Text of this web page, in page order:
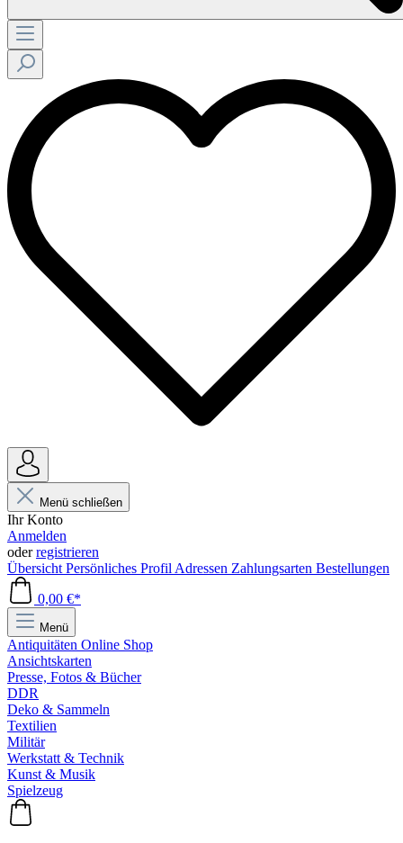
Menü schließen
Ihr Konto
Anmelden
oderregistrieren
Übersicht Persönliches Profil Adressen Zahlungsarten Bestellungen
0,00 €*
Menü
Antiquitäten Online Shop
Ansichtskarten
Presse, Fotos & Bücher
DDR
Deko & Sammeln
Textilien
Militär
Werkstatt & Technik
Kunst & Musik
Spielzeug